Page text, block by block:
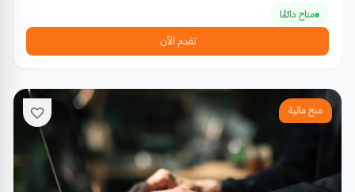
متاح دائمًا
تقدم الآن
منح مالية